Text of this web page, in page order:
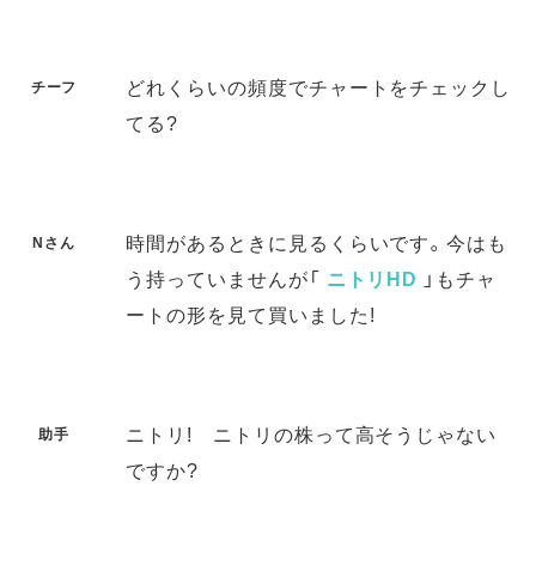
チーフ
どれくらいの頻度でチャートをチェックし
てる?
Nさん
時間があるときに見るくらいです。今はも
う持っていませんが「 ニトリHD 」もチャ
ートの形を見て買いました!
助手
ニトリ! ニトリの株って高そうじゃない
ですか?